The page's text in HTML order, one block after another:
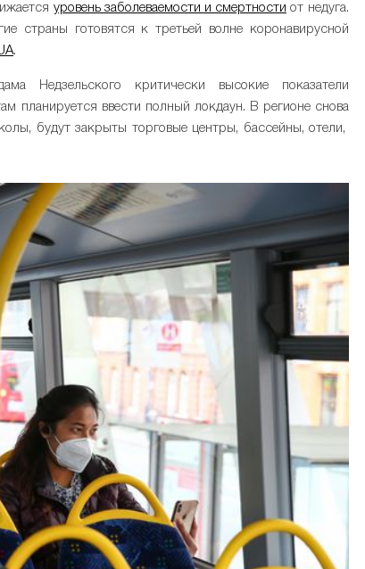
уровень заболеваемости и смертности от недуга.
страны готовятся к третьей волне коронавирусной
.
Недзельского критически высокие показатели
планируется ввести полный локдаун. В регионе снова
будут закрыты торговые центры, бассейны, отели,